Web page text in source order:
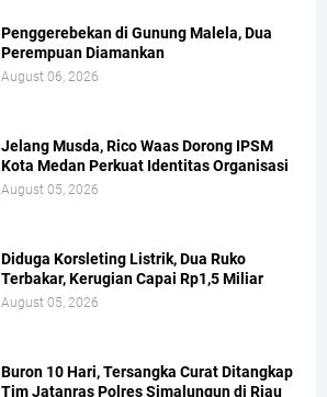
Penggerebekan di Gunung Malela, Dua
Perempuan Diamankan
August 06, 2026
Jelang Musda, Rico Waas Dorong IPSM
Kota Medan Perkuat Identitas Organisasi
August 05, 2026
Diduga Korsleting Listrik, Dua Ruko
Terbakar, Kerugian Capai Rp1,5 Miliar
August 05, 2026
Buron 10 Hari, Tersangka Curat Ditangkap
Tim Jatanras Polres Simalungun di Riau